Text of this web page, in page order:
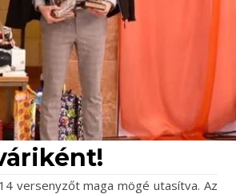
versenyzőt maga mögé utasítva. Az